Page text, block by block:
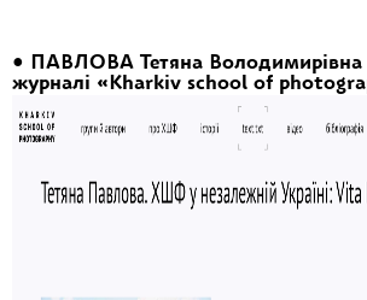
• ПАВЛОВА Тетяна Володимирівна
журналі «Kharkiv school of